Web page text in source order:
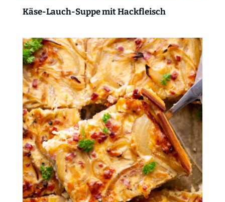
Käse-Lauch-Suppe mit Hackfleisch